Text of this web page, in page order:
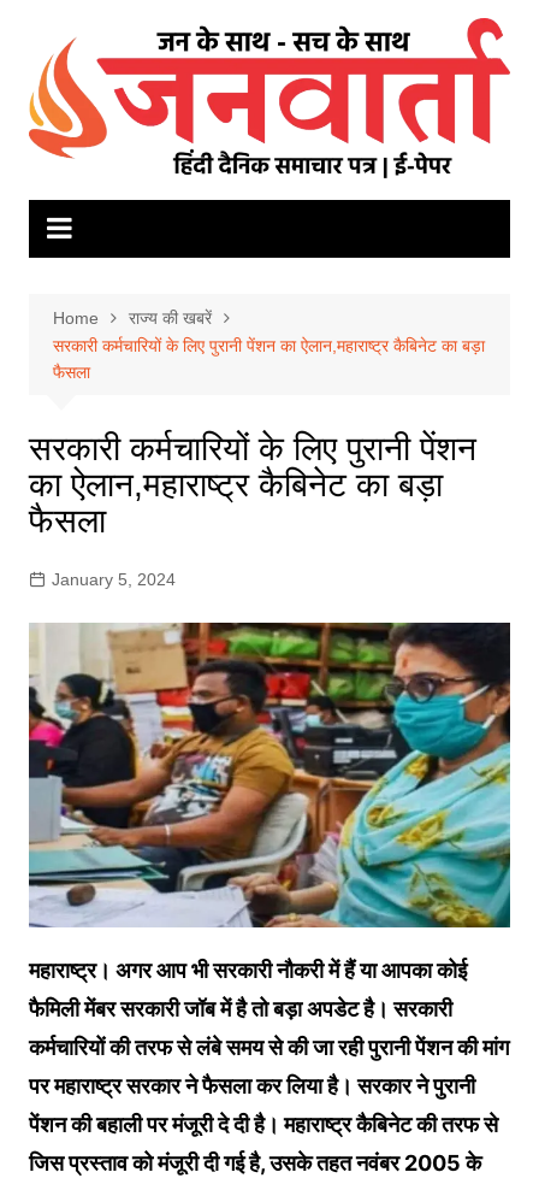
content
Home
राज्य की खबरें
सरकारी कर्मचार‍ियों के ल‍िए पुरानी पेंशन का ऐलान,महाराष्‍ट्र कैब‍िनेट का बड़ा
फैसला
सरकारी कर्मचार‍ियों के ल‍िए पुरानी पेंशन
का ऐलान,महाराष्‍ट्र कैब‍िनेट का बड़ा
फैसला
January 5, 2024
महाराष्‍ट्र। अगर आप भी सरकारी नौकरी में हैं या आपका कोई
फैम‍िली मेंबर सरकारी जॉब में है तो बड़ा अपडेट है। सरकारी
कर्मचार‍ियों की तरफ से लंबे समय से की जा रही पुरानी पेंशन की मांग
पर महाराष्ट्र सरकार ने फैसला कर ल‍िया है। सरकार ने पुरानी
पेंशन की बहाली पर मंजूरी दे दी है। महाराष्‍ट्र कैब‍िनेट की तरफ से
ज‍िस प्रस्‍ताव को मंजूरी दी गई है, उसके तहत नवंबर 2005 के